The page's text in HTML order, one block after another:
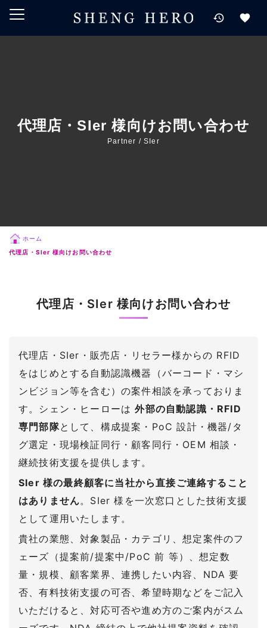
メインコンテンツにスキップ
代理店・SIer 様向けお問い合わせ
Partner / SIer
ホーム
代理店・SIer 様向けお問い合わせ
代理店・SIer 様向けお問い合わせ
代理店・SIer・販売店・リセラー様からの RFID
をはじめとする自動認識機器（バーコード・マシ
ンビジョン等を含む）の案件相談を承っておりま
す。シェン・ヒーローは外部の自動認識・RFID
専門部隊として、構成提案・PoC 設計・機器/タ
グ選定・現場検証同行・顧客同行・OEM 相談・
継続技術支援を提供します。
SIer 様の最終顧客に当社から直接ご連絡すること
はありません。SIer 様を一次窓口とした技術支援
として運用いたします。
貴社の業態、対象製品・カテゴリ、想定案件のフ
ェーズ（提案前/提案中/PoC 前 等）、想定数
量・規模、顧客業界、連携したい内容、NDA 要
否、有料技術支援の可否、希望時期などをご記入
いただけると、対応可否や進め方のご案内がスム